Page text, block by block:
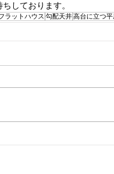
しております。
ラットハウス 勾配天井高台に立つ平